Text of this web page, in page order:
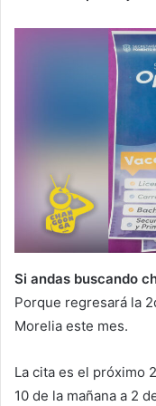
Si andas buscando
Porque regresará la
Morelia este mes.
La cita es el próximo
10 de la mañana a 2